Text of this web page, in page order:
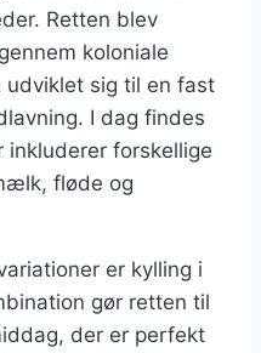
Retten blev
koloniale
sig til en fast
I dag findes
inkluderer forskellige
fløde og
er kylling i
gør retten til
der er perfekt